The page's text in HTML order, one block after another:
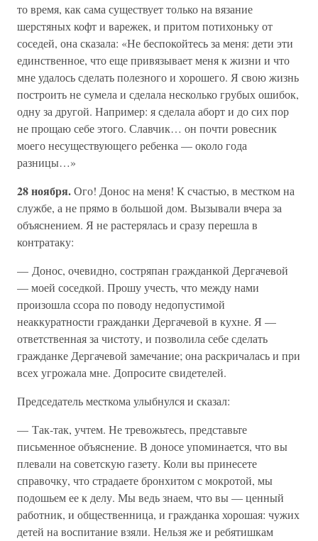
то время, как сама существует только на вязание
шерстяных кофт и варежек, и притом потихоньку от
соседей, она сказала: «Не беспокойтесь за меня: дети эти
единственное, что еще привязывает меня к жизни и что
мне удалось сделать полезного и хорошего. Я свою жизнь
построить не сумела и сделала несколько грубых ошибок,
одну за другой. Например: я сделала аборт и до сих пор
не прощаю себе этого. Славчик… он почти ровесник
моего несуществующего ребенка — около года
разницы…»
28 ноября.Ого! Донос на меня! К счастью, в местком на
службе, а не прямо в большой дом. Вызывали вчера за
объяснением. Я не растерялась и сразу перешла в
контратаку:
— Донос, очевидно, состряпан гражданкой Дергачевой
— моей соседкой. Прошу учесть, что между нами
произошла ссора по поводу недопустимой
неаккуратности гражданки Дергачевой в кухне. Я —
ответственная за чистоту, и позволила себе сделать
гражданке Дергачевой замечание; она раскричалась и при
всех угрожала мне. Допросите свидетелей.
Председатель месткома улыбнулся и сказал:
— Так-так, учтем. Не тревожьтесь, представьте
письменное объяснение. В доносе упоминается, что вы
плевали на советскую газету. Коли вы принесете
справочку, что страдаете бронхитом с мокротой, мы
подошьем ее к делу. Мы ведь знаем, что вы — ценный
работник, и общественница, и гражданка хорошая: чужих
детей на воспитание взяли. Нельзя же и ребятишкам